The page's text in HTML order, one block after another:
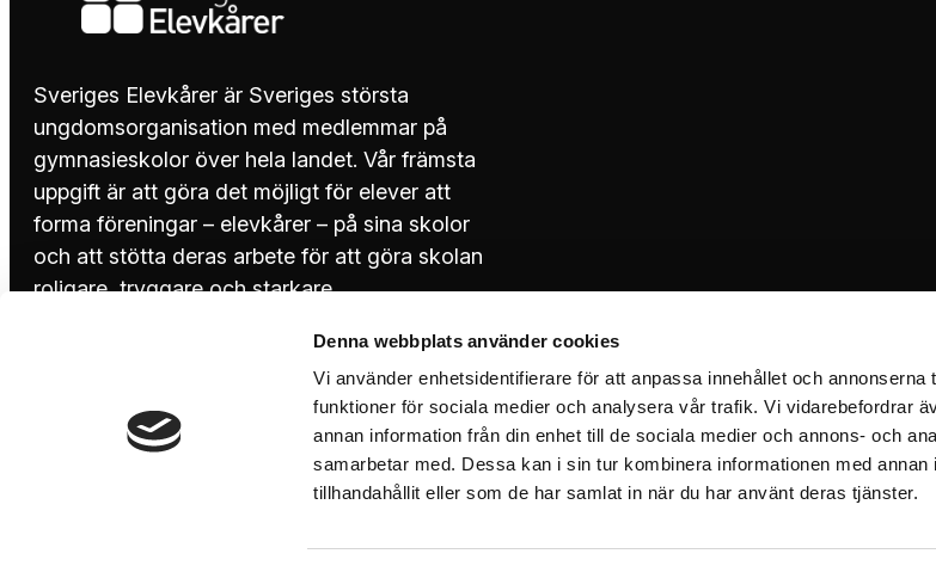
Denna webbplats använder cookies
Vi använder enhetsidentifierare för att anpassa innehållet och annonserna
funktioner för sociala medier och analysera vår trafik. Vi vidarebefordrar
annan information från din enhet till de sociala medier och annons- och
samarbetar med. Dessa kan i sin tur kombinera informationen med annan
tillhandahållit eller som de har samlat in när du har använt deras tjänster.
Sveriges Elevkårer är Sveriges största
ungdomsorganisation med medlemmar på
gymnasieskolor över hela landet. Vår främsta
uppgift är att göra det möjligt för elever att
forma föreningar – elevkårer – på sina skolor
och att stötta deras arbete för att göra skolan
roligare, tryggare och starkare.
info@sverigeselevkarer.se